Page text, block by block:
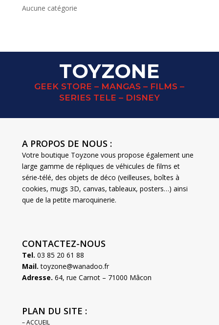
Aucune catégorie
TOYZONE
GEEK STORE – MANGAS – FILMS –
SERIES TELE – DISNEY
A PROPOS DE NOUS :
Votre boutique Toyzone vous propose également une
large gamme de répliques de véhicules de films et
série-télé, des objets de déco (veilleuses, boîtes à
cookies, mugs 3D, canvas, tableaux, posters…) ainsi
que de la petite maroquinerie.
CONTACTEZ-NOUS
Tel. 03 85 20 61 88
Mail. toyzone@wanadoo.fr
Adresse. 64, rue Carnot – 71000 Mâcon
PLAN DU SITE :
– ACCUEIL